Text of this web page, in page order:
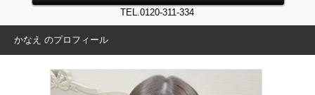
TEL.0120-311-334
かなえ のプロフィール